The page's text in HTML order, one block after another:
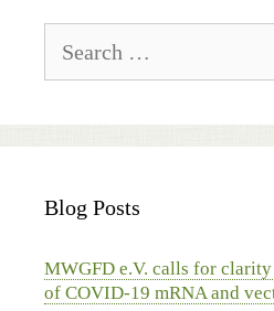
for:
Blog Posts
MWGFD e.V. calls for
of COVID-19 mRNA and